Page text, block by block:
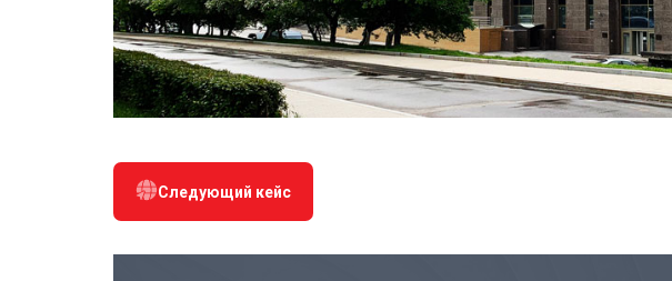
Следующий кейс